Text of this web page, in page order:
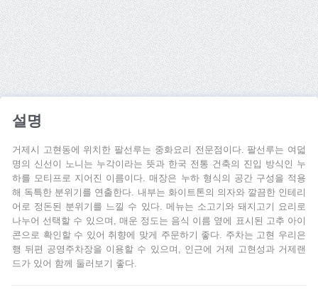
설명
거제시 고현동에 위치한 팔선루는 중화요리 전문점이다. 팔선루는 여덟
명의 신선이 노니는 누각이라는 뜻과 한국 전통 건축의 진입 방식인 누
하를 모티프로 지어진 이름이다. 매장은 누하 형식의 공간 구성을 적용
해 독특한 분위기를 연출한다. 내부는 화이트톤의 의자와 깔끔한 인테리
어로 정돈된 분위기를 느낄 수 있다. 메뉴는 소고기와 돼지고기 요리로
나누어 선택할 수 있으며, 매운 정도는 음식 이름 옆에 표시된 고추 아이
콘으로 확인할 수 있어 취향에 맞게 주문하기 좋다. 주차는 고현 우리은
행 뒤편 공영주차장을 이용할 수 있으며, 인근에 거제 고현성과 거제랜
드가 있어 함께 둘러보기 좋다.